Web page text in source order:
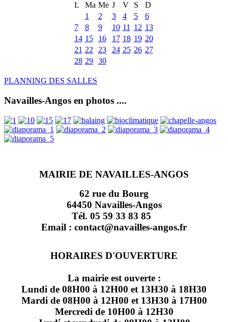
L
Ma Me J V S
D
1
2 3 4 5
6
7
8 9 10 11 12 13
14 15 16 17 18 19 20
21 22 23 24 25 26 27
28 29 30
PLANNING DES SALLES
Navailles-Angos en photos ....
MAIRIE DE NAVAILLES-ANGOS
62 rue du Bourg
64450 Navailles-Angos
Tél. 05 59 33 83 85
Email : contact@navailles-angos.fr
HORAIRES D'OUVERTURE
La mairie est ouverte :
Lundi de 08H00 à 12H00 et 13H30 à 18H30
Mardi de 08H00 à 12H00 et 13H30 à 17H00
Mercredi de 10H00 à 12H30